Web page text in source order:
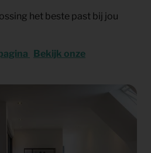
het beste past bij jou
Bekijk onze